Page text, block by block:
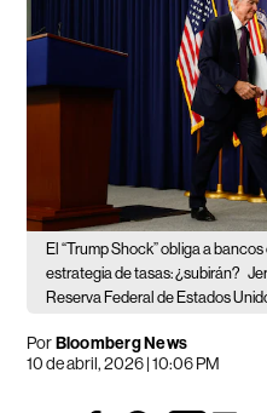
El “Trump Shock” obliga a
estrategia de tasas: ¿subirán?
Reserva Federal de Estados
PorBloomberg News
10 de abril, 2026 | 10:06 PM